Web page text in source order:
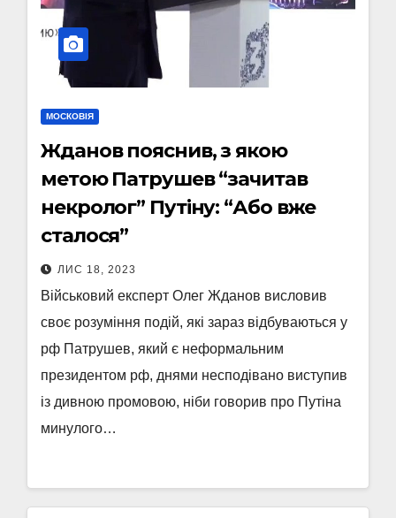
МОСКОВІЯ
Жданов пояснив, з якою
метою Патрушев “зачитав
некролог” Путіну: “Або вже
сталося”
ЛИС 18, 2023
Військовий експерт Олег Жданов висловив
своє розуміння подій, які зараз відбуваються у
рф Патрушев, який є неформальним
президентом рф, днями несподівано виступив
із дивною промовою, ніби говорив про Путіна
минулого…